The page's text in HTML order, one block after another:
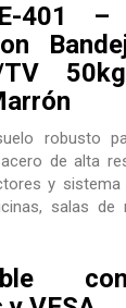
401
TV
robusto
de alta
y
salas de